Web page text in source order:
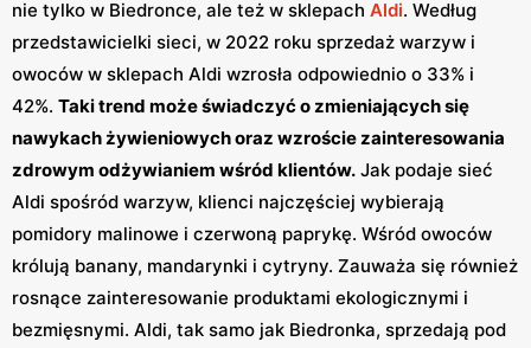
nie tylko w Biedronce, ale też w sklepach Aldi. Według
przedstawicielki sieci, w 2022 roku sprzedaż warzyw i
owoców w sklepach Aldi wzrosła odpowiednio o 33% i
42%. Taki trend może świadczyć o zmieniających się
nawykach żywieniowych oraz wzroście zainteresowania
zdrowym odżywianiem wśród klientów. Jak podaje sieć
Aldi spośród warzyw, klienci najczęściej wybierają
pomidory malinowe i czerwoną paprykę. Wśród owoców
królują banany, mandarynki i cytryny. Zauważa się również
rosnące zainteresowanie produktami ekologicznymi i
bezmięsnymi. Aldi, tak samo jak Biedronka, sprzedają pod